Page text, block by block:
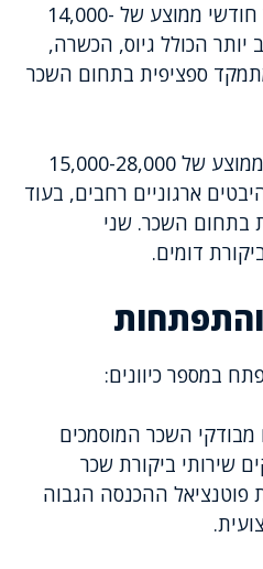
שכר חודשי ממוצע של 14,000-
יותר הכולל גיוס, הכשרה,
ספציפית בתחום השכר
שכר חודשי ממוצע של 15,000-28,000
ארגוניים רחבים, בעוד
בתחום השכר. שני
דומים.
והתפתחות
במספר כיוונים:
מבודקי השכר המוסמכים
שירותי ביקורת שכר
פוטנציאל ההכנסה הגבוה